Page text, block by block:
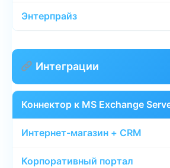
Интеграции
Коннектор к MS Exchange